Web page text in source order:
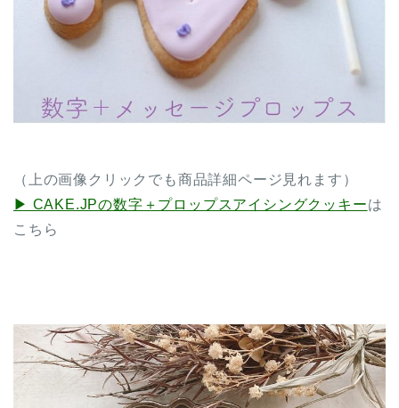
（上の画像クリックでも商品詳細ページ見れます）
▶︎ CAKE.JPの数字＋プロップスアイシングクッキーは
こちら